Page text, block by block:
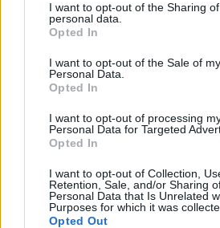
I want to opt-out of the Sharing
personal data.
Opted In
I want to opt-out of the Sale of my
Personal Data.
Opted In
I want to opt-out of processing
Personal Data for Targeted
Opted In
I want to opt-out of Collection,
Retention, Sale, and/or Sharing
Personal Data that Is Unrelated
Purposes for which it was
Opted Out
ΠΕΡΙΣΣΌΤΕΡΑ ΣΕ ΑΥΤΉ
Amundi Hellas: Στηρίζει
ευπαθείς ομάδες
30/12/2013 - 02:00
31/